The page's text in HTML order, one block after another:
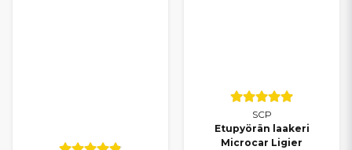
SCP
Etupyörän laakeri
Microcar Ligier